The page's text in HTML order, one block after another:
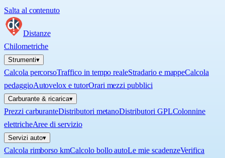
Salta al contenuto
Distanze
Chilometriche
Strumenti▾
Calcola percorsoTraffico in tempo realeStradario e mappeCalcola
pedaggioAutovelox e tutorOrari mezzi pubblici
Carburante & ricarica▾
Prezzi carburanteDistributori metanoDistributori GPLColonnine
elettricheAree di servizio
Servizi auto▾
Calcola rimborso kmCalcolo bollo autoLe mie scadenzeVerifica